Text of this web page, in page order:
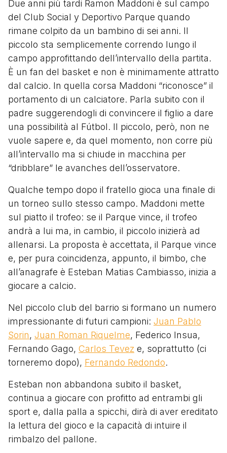
Due anni più tardi Ramon Maddoni è sul campo
del Club Social y Deportivo Parque quando
rimane colpito da un bambino di sei anni. Il
piccolo sta semplicemente correndo lungo il
campo approfittando dell’intervallo della partita.
È un fan del basket e non è minimamente attratto
dal calcio. In quella corsa Maddoni “riconosce” il
portamento di un calciatore. Parla subito con il
padre suggerendogli di convincere il figlio a dare
una possibilità al Fútbol. Il piccolo, però, non ne
vuole sapere e, da quel momento, non corre più
all’intervallo ma si chiude in macchina per
“dribblare” le avanches dell’osservatore.
Qualche tempo dopo il fratello gioca una finale di
un torneo sullo stesso campo. Maddoni mette
sul piatto il trofeo: se il Parque vince, il trofeo
andrà a lui ma, in cambio, il piccolo inizierà ad
allenarsi. La proposta è accettata, il Parque vince
e, per pura coincidenza, appunto, il bimbo, che
all’anagrafe è Esteban Matias Cambiasso, inizia a
giocare a calcio.
Nel piccolo club del barrio si formano un numero
impressionante di futuri campioni: Juan Pablo
Sorin, Juan Roman Riquelme, Federico Insua,
Fernando Gago, Carlos Tevez e, soprattutto (ci
torneremo dopo), Fernando Redondo.
Esteban non abbandona subito il basket,
continua a giocare con profitto ad entrambi gli
sport e, dalla palla a spicchi, dirà di aver ereditato
la lettura del gioco e la capacità di intuire il
rimbalzo del pallone.